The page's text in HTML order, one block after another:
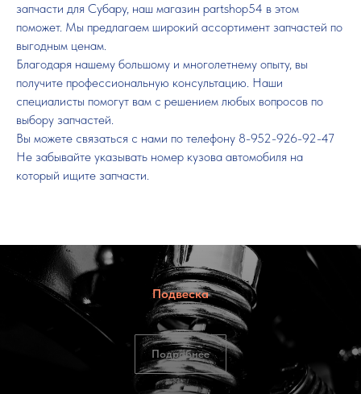
запчасти для Субару, наш магазин partshop54 в этом
поможет. Мы предлагаем широкий ассортимент запчастей по
выгодным ценам.
Благодаря нашему большому и многолетнему опыту, вы
получите профессиональную консультацию. Наши
специалисты помогут вам с решением любых вопросов по
выбору запчастей.
Вы можете связаться с нами по телефону 8-952-926-92-47
Не забывайте указывать номер кузова автомобиля на
который ищите запчасти.
Подвеска
Подробнее